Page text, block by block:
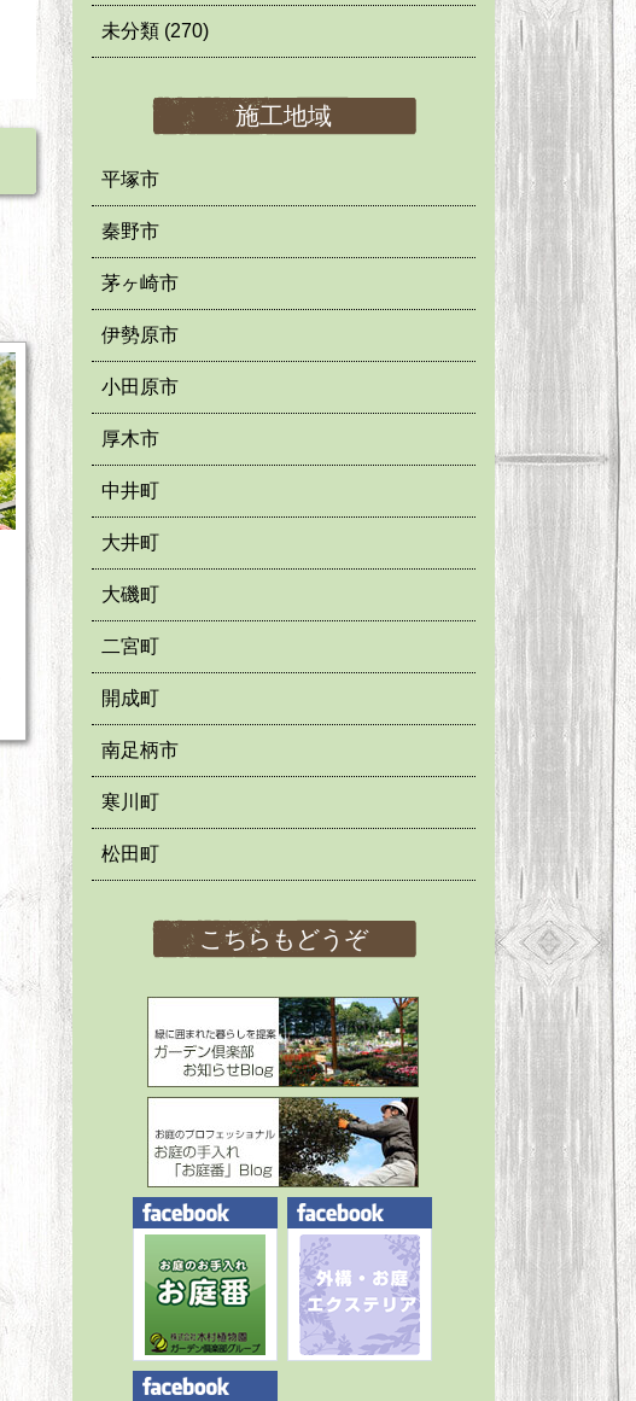
未分類 (270)
施工地域
平塚市
秦野市
茅ヶ崎市
伊勢原市
小田原市
厚木市
中井町
大井町
大磯町
二宮町
開成町
南足柄市
寒川町
松田町
こちらもどうぞ